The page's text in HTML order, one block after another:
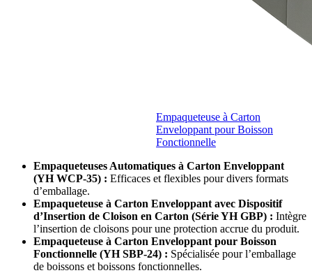
Empaqueteuse à Carton
Enveloppant pour Boisson
Fonctionnelle
Empaqueteuses Automatiques à Carton Enveloppant
(YH WCP-35) : Efficaces et flexibles pour divers formats
d’emballage.
Empaqueteuse à Carton Enveloppant avec Dispositif
d’Insertion de Cloison en Carton (Série YH GBP) : Intègre
l’insertion de cloisons pour une protection accrue du produit.
Empaqueteuse à Carton Enveloppant pour Boisson
Fonctionnelle (YH SBP-24) : Spécialisée pour l’emballage
de boissons et boissons fonctionnelles.